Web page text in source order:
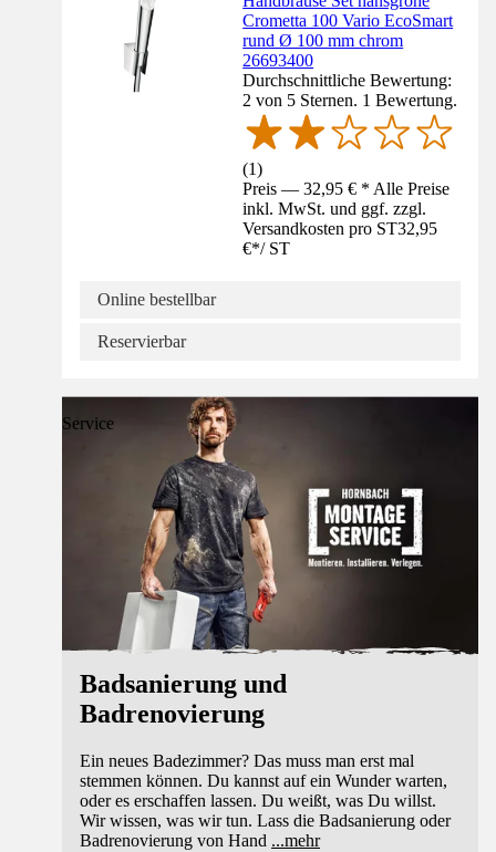
Crometta 100 Vario EcoSmart
rund Ø 100 mm chrom
26693400
Durchschnittliche Bewertung:
2 von 5 Sternen. 1 Bewertung.
(1)
Preis — 32,95 € * Alle Preise
inkl. MwSt. und ggf. zzgl.
Versandkosten pro ST32,95
€*/ ST
Online bestellbar
Reservierbar
Service
Badsanierung und
Badrenovierung
Ein neues Badezimmer? Das muss man erst mal
stemmen können. Du kannst auf ein Wunder warten,
oder es erschaffen lassen. Du weißt, was Du willst.
Wir wissen, was wir tun. Lass die Badsanierung oder
Badrenovierung von Hand ...mehr